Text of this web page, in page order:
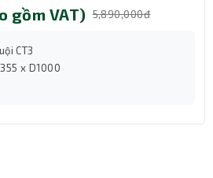
với các khớp kết nối hiện đại dễ
chân của đầu bấm được mạ
bền bỉ theo thời gian.
gồm VAT) 5,890,000đ
CT3
x D1000